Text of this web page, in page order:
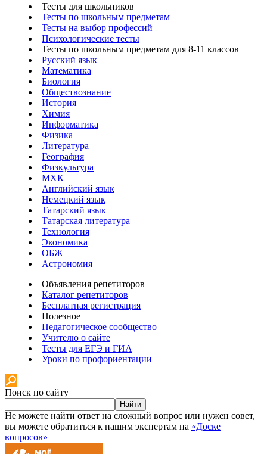
Тесты для школьников
Тесты по школьным предметам
Тесты на выбор профессий
Психологические тесты
Тесты по школьным предметам для 8-11 классов
Русский язык
Математика
Биология
Обществознание
История
Химия
Информатика
Физика
Литература
География
Физкультура
МХК
Английский язык
Немецкий язык
Татарский язык
Татарская литература
Технология
Экономика
ОБЖ
Астрономия
Объявления репетиторов
Каталог репетиторов
Бесплатная регистрация
Полезное
Педагогическое сообщество
Учителю о сайте
Тесты для ЕГЭ и ГИА
Уроки по профориентации
Поиск по сайту
Найти
Не можете найти ответ на сложный вопрос или нужен совет,
вы можете обратиться к нашим экспертам на «Доске
вопросов»